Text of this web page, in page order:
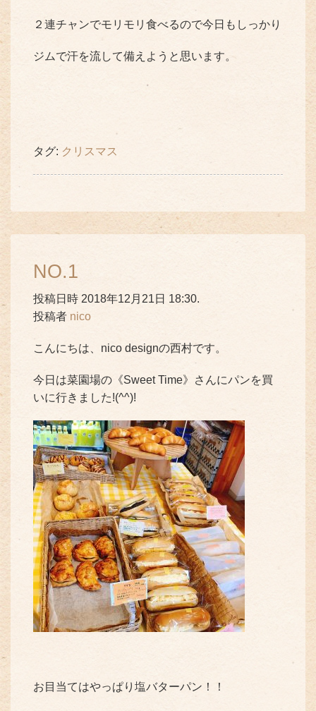
２連チャンでモリモリ食べるので今日もしっかり
ジムで汗を流して備えようと思います。
タグ: クリスマス
NO.1
投稿日時 2018年12月21日 18:30.
投稿者 nico
こんにちは、nico designの西村です。
今日は菜園場の《Sweet Time》さんにパンを買
いに行きました!(^^)!
お目当てはやっぱり塩バターパン！！